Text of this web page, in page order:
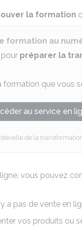
la formation
formation au
préparer la
que vous
au service en
de la
vous pouvez
a pas de vente en
vos produits ou